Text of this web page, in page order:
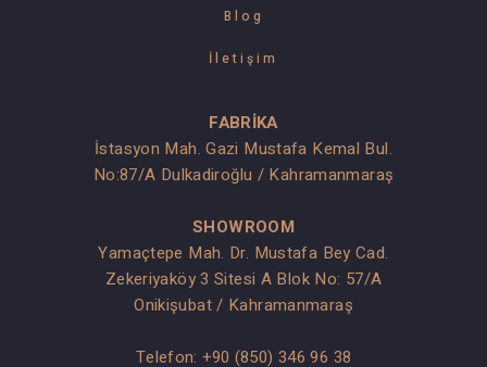
Blog
İletişim
FABRİKA
İstasyon Mah. Gazi Mustafa Kemal Bul.
No:87/A Dulkadiroğlu / Kahramanmaraş
SHOWROOM
Yamaçtepe Mah. Dr. Mustafa Bey Cad.
Zekeriyaköy 3 Sitesi A Blok No: 57/A
Onikişubat / Kahramanmaraş
Telefon:+90 (850) 346 96 38